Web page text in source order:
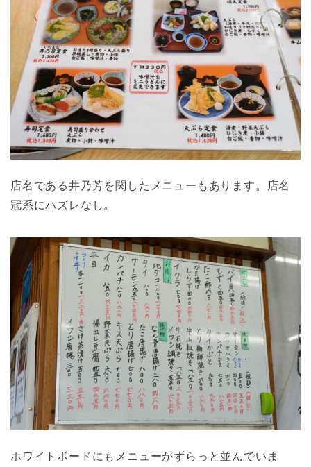
店名である井乃芳を関したメニューもあります。店名
冠系にハズレなし。
ホワイトボードにもメニューがずらっと並んでいま